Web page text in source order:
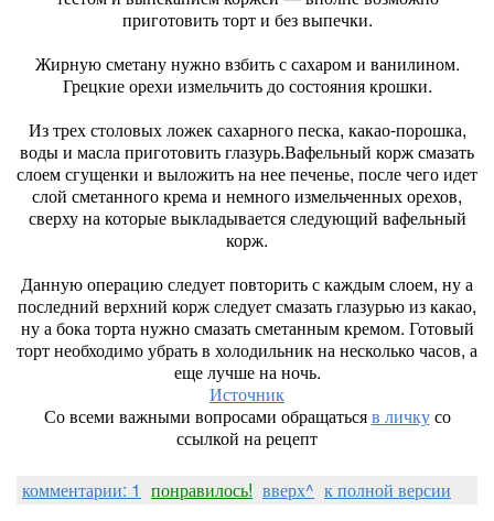
приготовить торт и без выпечки.
Жирную сметану нужно взбить с сахаром и ванилином.
Грецкие орехи измельчить до состояния крошки.
Из трех столовых ложек сахарного песка, какао-порошка,
воды и масла приготовить глазурь.Вафельный корж смазать
слоем сгущенки и выложить на нее печенье, после чего идет
слой сметанного крема и немного измельченных орехов,
сверху на которые выкладывается следующий вафельный
корж.
Данную операцию следует повторить с каждым слоем, ну а
последний верхний корж следует смазать глазурью из какао,
ну а бока торта нужно смазать сметанным кремом. Готовый
торт необходимо убрать в холодильник на несколько часов, а
еще лучше на ночь.
Источник
Со всеми важными вопросами обращатьсяв личкусо
ссылкой на рецепт
комментарии: 1 понравилось! вверх^ к полной версии